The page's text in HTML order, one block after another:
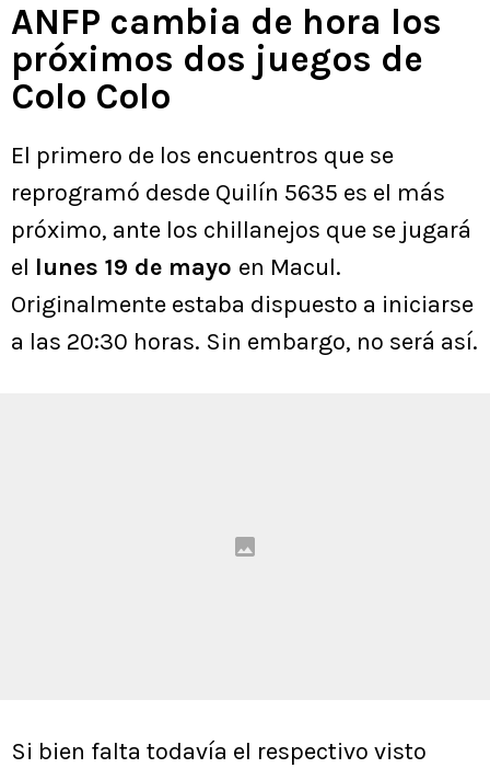
ANFP cambia de hora los
próximos dos juegos de
Colo Colo
El primero de los encuentros que se
reprogramó desde Quilín 5635 es el más
próximo, ante los chillanejos que se jugará
el lunes 19 de mayo en Macul.
Originalmente estaba dispuesto a iniciarse
a las 20:30 horas. Sin embargo, no será así.
Si bien falta todavía el respectivo visto